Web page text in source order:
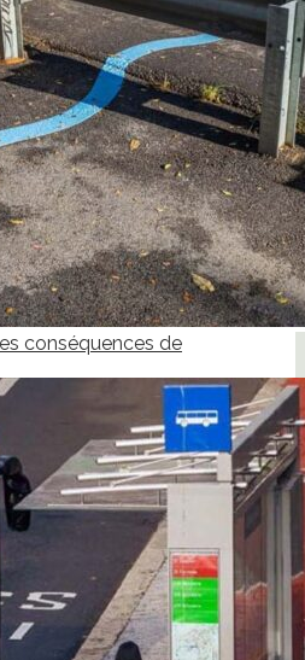
conséquences de